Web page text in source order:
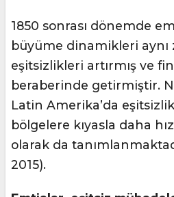
1850 sonrası dönemde
büyüme dinamikleri aynı
eşitsizlikleri artırmış ve
beraberinde getirmiştir.
Latin Amerika’da
bölgelere kıyasla daha
olarak da
2015).